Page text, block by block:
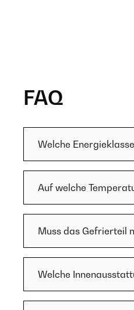
FAQ
Welche
Auf welche
Muss das Gefrierteil
Welche